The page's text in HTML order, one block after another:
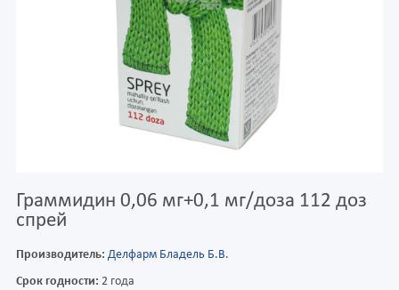
Граммидин 0,06 мг+0,1 мг/доза 112 доз
спрей
Производитель: Делфарм Бладель Б.В.
Срок годности: 2 года